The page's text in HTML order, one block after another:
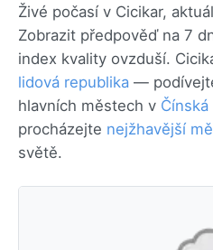
Živé počasí v Cicikar,
Zobrazit předpověď na 7
index kvality ovzduší.
lidová republika —
hlavních městech v
procházejte nejžhavější
světě.